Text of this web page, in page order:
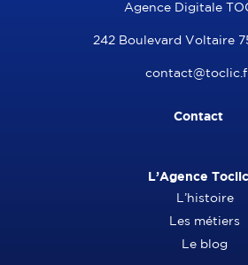
Agence Digitale
242 Boulevard Voltaire
Contact
L’Agence Toclic
L’histoire
Les métiers
Le blog